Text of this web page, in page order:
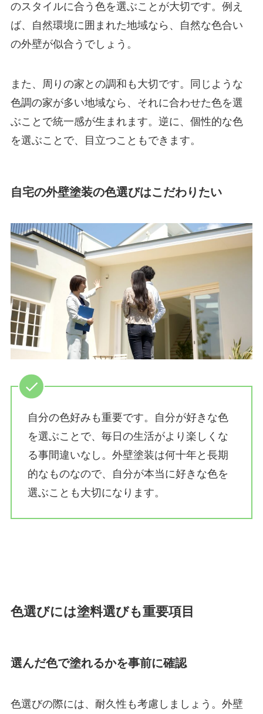
のスタイルに合う色を選ぶことが大切です。例え
ば、自然環境に囲まれた地域なら、自然な色合い
の外壁が似合うでしょう。
また、周りの家との調和も大切です。同じような
色調の家が多い地域なら、それに合わせた色を選
ぶことで統一感が生まれます。逆に、個性的な色
を選ぶことで、目立つこともできます。
自宅の外壁塗装の色選びはこだわりたい
自分の色好みも重要です。自分が好きな色
を選ぶことで、毎日の生活がより楽しくな
る事間違いなし。外壁塗装は何十年と長期
的なものなので、自分が本当に好きな色を
選ぶことも大切になります。
色選びには塗料選びも重要項目
選んだ色で塗れるかを事前に確認
色選びの際には、耐久性も考慮しましょう。外壁